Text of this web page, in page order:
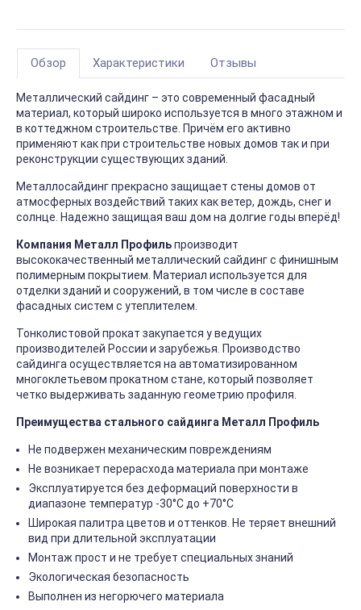
Обзор Характеристики Отзывы
Металлический сайдинг – это современный фасадный
материал, который широко используется в много этажном и
в коттеджном строительстве. Причём его активно
применяют как при строительстве новых домов так и при
реконструкции существующих зданий.
Металлосайдинг прекрасно защищает стены домов от
атмосферных воздействий таких как ветер, дождь, снег и
солнце. Надежно защищая ваш дом на долгие годы вперёд!
Компания Металл Профильпроизводит
высококачественный металлический сайдинг с финишным
полимерным покрытием. Материал используется для
отделки зданий и сооружений, в том числе в составе
фасадных систем с утеплителем.
Тонколистовой прокат закупается у ведущих
производителей России и зарубежья. Производство
сайдинга осуществляется на автоматизированном
многоклетьевом прокатном стане, который позволяет
четко выдерживать заданную геометрию профиля.
Преимущества стального сайдинга Металл Профиль
Не подвержен механическим повреждениям
Не возникает перерасхода материала при монтаже
Эксплуатируется без деформаций поверхности в
диапазоне температур -30°C до +70°C
Широкая палитра цветов и оттенков. Не теряет внешний
вид при длительной эксплуатации
Монтаж прост и не требует специальных знаний
Экологическая безопасность
Выполнен из негорючего материала